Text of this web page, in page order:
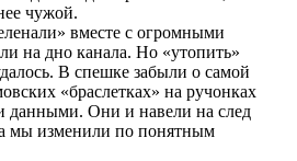
чужой.
вместе с огромными
на дно канала. Но «утопить»
В спешке забыли о самой
«браслетках» на ручонках
данными. Они и навели на след
мы изменили по понятным